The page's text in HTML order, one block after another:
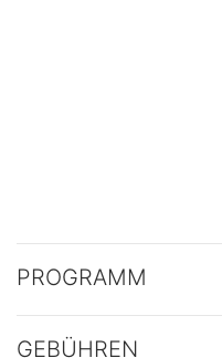
PROGRAMM
GEBÜHREN